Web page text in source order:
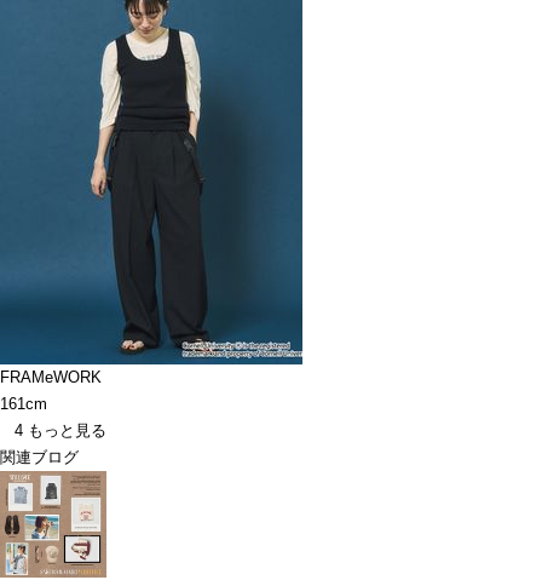
FRAMeWORK
161cm
4 もっと見る
関連ブログ